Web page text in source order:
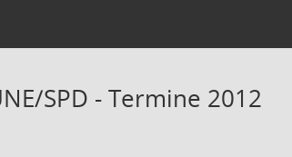
SPD - Termine 2012